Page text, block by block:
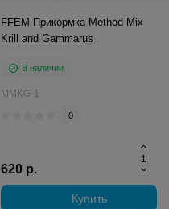
FFEM Прикормка Method Mix
Krill and Gammarus
В наличии
MMKG-1
0
620 р.
Купить